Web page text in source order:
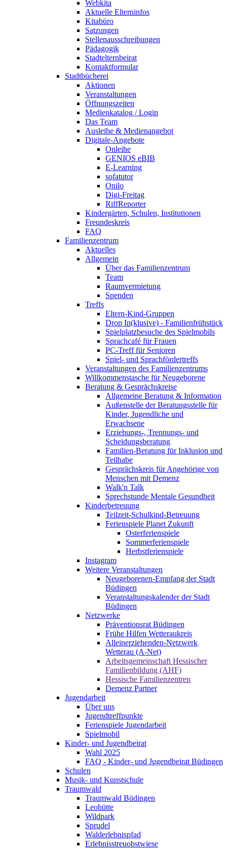
Webkita
Aktuelle Elterninfos
Kitabüro
Satzungen
Stellenausschreibungen
Pädagogik
Stadtelternbeirat
Kontaktformular
Stadtbücherei
Aktionen
Veranstaltungen
Öffnungszeiten
Medienkatalog / Login
Das Team
Ausleihe & Medienangebot
Digitale-Angebote
Onleihe
GENIOS eBIB
E-Learning
sofatutor
Onilo
Digi-Freitag
RiffReporter
Kindergärten, Schulen, Institutionen
Freundeskreis
FAQ
Familienzentrum
Aktuelles
Allgemein
Über das Familienzentrum
Team
Raumvermietung
Spenden
Treffs
Eltern-Kind-Gruppen
Drop In(klusive) - Familienfrühstück
Spielplatzbesuche des Spielmobils
Sprachcafé für Frauen
PC-Treff für Senioren
Spiel- und Sprachfördertreffs
Veranstaltungen des Familienzentrums
Willkommenstasche für Neugeborene
Beratung & Gesprächskreise
Allgemeine Beratung & Information
Außenstelle der Beratungsstelle für
Kinder, Jugendliche und
Erwachsene
Erziehungs-, Trennungs- und
Scheidungsberatung
Familien-Beratung für Inklusion und
Teilhabe
Gesprächskreis für Angehörige von
Menschen mit Demenz
Walk'n Talk
Sprechstunde Mentale Gesundheit
Kinderbetreuung
Teilzeit-Schulkind-Betreuung
Ferienspiele Planet Zukunft
Osterferienspiele
Sommerferienspiele
Herbstferienspiele
Instagram
Weitere Veranstaltungen
Neugeborenen-Empfang der Stadt
Büdingen
Veranstaltungskalender der Stadt
Büdingen
Netzwerke
Präventionsrat Büdingen
Frühe Hilfen Wetteraukreis
Alleinerziehenden-Netzwerk
Wetterau (A-Net)
Arbeitsgemeinschaft Hessischer
Familienbildung (AHF)
Hessische Familienzentren
Demenz Partner
Jugendarbeit
Über uns
Jugendtreffpunkte
Ferienspiele Jugendarbeit
Spielmobil
Kinder- und Jugendbeirat
Wahl 2025
FAQ - Kinder- und Jugendbeirat Büdingen
Schulen
Musik- und Kunstschule
Traumwald
Traumwald Büdingen
Leohütte
Wildpark
Sprudel
Walderlebnispfad
Erlebnisstreuobstwiese